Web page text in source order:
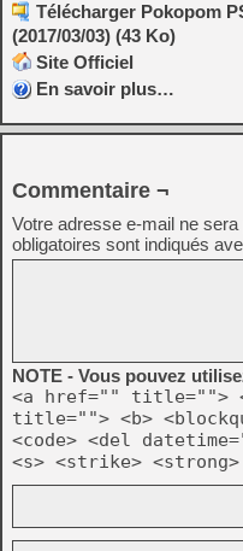
Télécharger Pokopom
(2017/03/03) (43 Ko)
Site Officiel
En savoir plus…
Commentaire ¬
Votre adresse e-mail ne sera
obligatoires sont indiqués
NOTE - Vous pouvez
<a href="" title="">
title=""> <b>
<code> <del
<s> <strike> <strong>